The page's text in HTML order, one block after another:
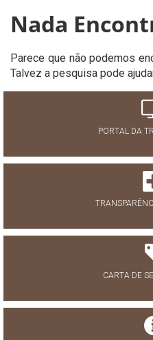
Nada
Parece que não podemos
Talvez a pesquisa pode
PORTAL DA
CARTA DE